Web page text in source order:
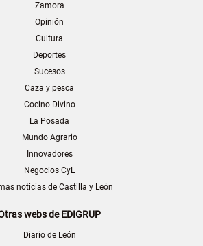
Zamora
Opinión
Cultura
Deportes
Sucesos
Caza y pesca
Cocino Divino
La Posada
Mundo Agrario
Innovadores
Negocios CyL
noticias de Castilla y León
webs de EDIGRUP
Diario de León